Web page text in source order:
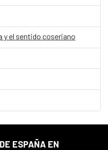
y el sentido coseriano
ESPAÑA EN